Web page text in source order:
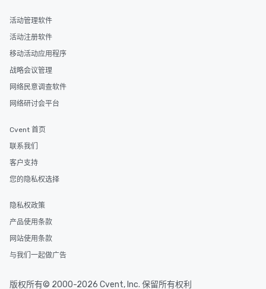
活动管理软件
活动注册软件
移动活动应用程序
战略会议管理
网络民意调查软件
网络研讨会平台
Cvent 首页
联系我们
客户支持
您的隐私权选择
隐私权政策
产品使用条款
网站使用条款
与我们一起做广告
版权所有© 2000-2026 Cvent, Inc. 保留所有权利